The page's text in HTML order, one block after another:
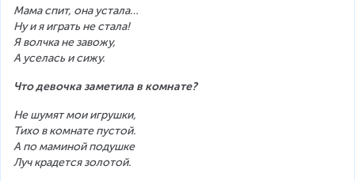
Мама спит, она устала…
Ну и я играть не стала!
Я волчка не завожу,
А уселась и сижу.
Что девочка заметила в комнате?
Не шумят мои игрушки,
Тихо в комнате пустой.
А по маминой подушке
Луч крадется золотой.